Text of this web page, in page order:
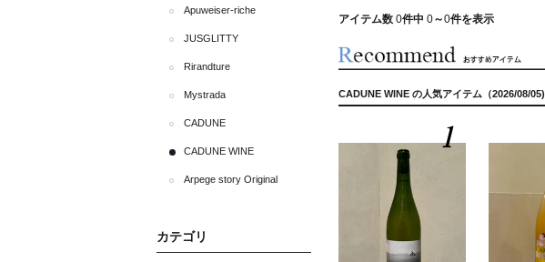
Apuweiser-riche
JUSGLITTY
Rirandture
Mystrada
CADUNE
CADUNE WINE
Arpege story Original
カテゴリ
アイテム数 0件中 0～0件を表示
CADUNE WINE の人気アイテム（2026/08/05)
1